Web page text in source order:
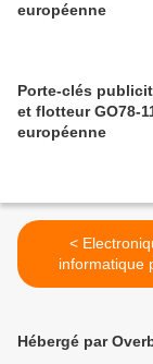
européenne
Porte-clés
et flotteur GO78-
européenne
< Electronique et
informatique
publicitaire
Hébergé par